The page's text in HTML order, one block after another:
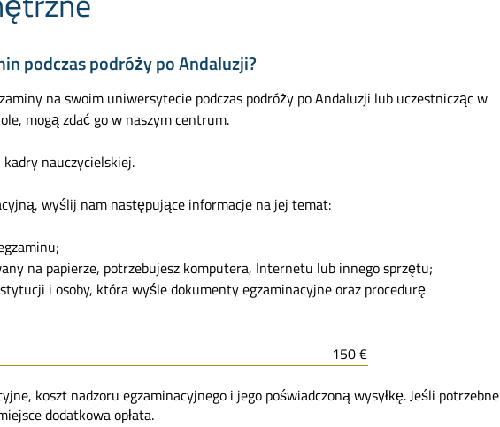
podczas podróży po Andaluzji?
na swoim uniwersytecie podczas podróży po Andaluzji lub uczestnicząc w
mogą zdać go w naszym centrum.
kadry nauczycielskiej.
wyślij nam następujące informacje na jej temat:
na papierze, potrzebujesz komputera, Internetu lub innego sprzętu;
i osoby, która wyśle dokumenty egzaminacyjne oraz procedurę
150 €
koszt nadzoru egzaminacyjnego i jego poświadczoną wysyłkę. Jeśli potrzebne
dodatkowa opłata.